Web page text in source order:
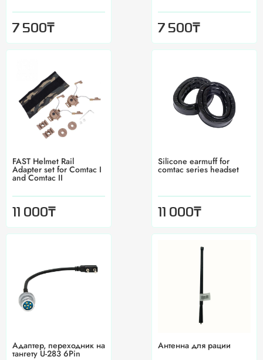
7 500₸ 7 500₸
FAST Helmet Rail
Adapter set for Comtac I
and Comtac II
11 000₸
Silicone earmuff for
comtac series headset
11 000₸
Адаптер, переходник на
тангету U-283 6Pin
Антенна для рации